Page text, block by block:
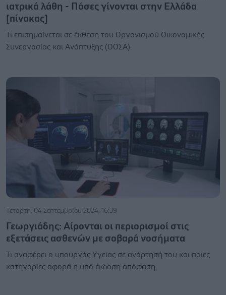
ιατρικά λάθη - Πόσες γίνονται στην Ελλάδα
[πίνακας]
Τι επισημαίνεται σε έκθεση του Οργανισμού Οικονομικής
Συνεργασίας και Ανάπτυξης (ΟΟΣΑ).
Τετάρτη, 04 Σεπτεμβρίου 2024, 16:39
Γεωργιάδης: Αίρονται οι περιορισμοί στις
εξετάσεις ασθενών με σοβαρά νοσήματα
Τι αναφέρει ο υπουργός Υγείας σε ανάρτησή του και ποιες
κατηγορίες αφορά η υπό έκδοση απόφαση.